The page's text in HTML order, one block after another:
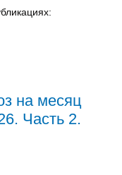
на месяц
Часть 2.